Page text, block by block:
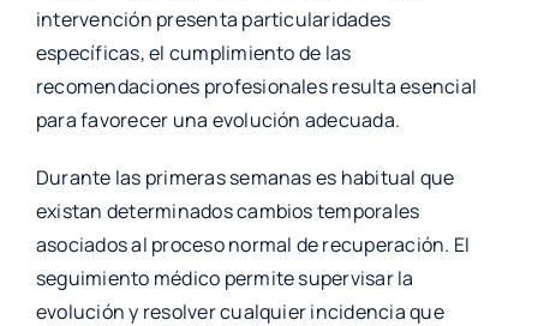
intervención presenta particularidades
específicas, el cumplimiento de las
recomendaciones profesionales resulta esencial
para favorecer una evolución adecuada.
Durante las primeras semanas es habitual que
existan determinados cambios temporales
asociados al proceso normal de recuperación. El
seguimiento médico permite supervisar la
evolución y resolver cualquier incidencia que